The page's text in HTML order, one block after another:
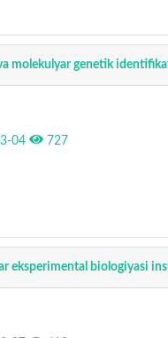
molekulyar genetik
04 727
eksperimental biologiyasi